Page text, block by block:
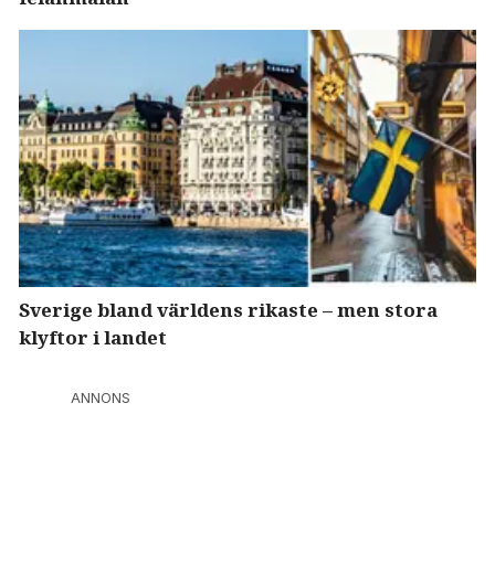
Sverige bland världens rikaste – men stora
klyftor i landet
ANNONS